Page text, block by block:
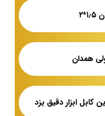
همدان
کابل ابزار دقیق یزد